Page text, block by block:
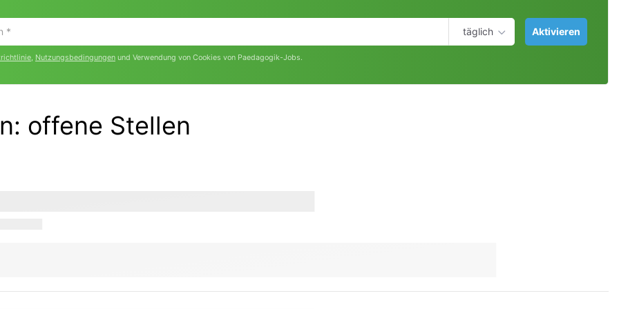
täglich Aktivieren
, Nutzungsbedingungen und Verwendung von Cookies von Paedagogik-Jobs.
offene Stellen